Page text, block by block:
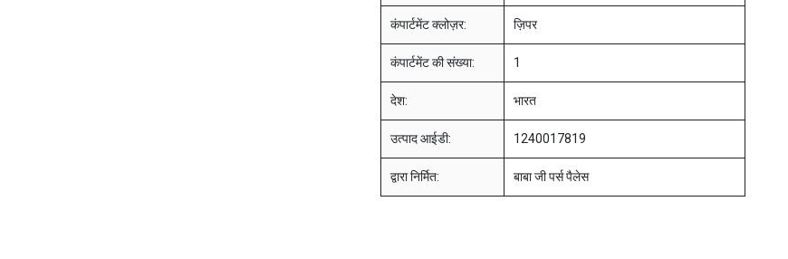
कंपार्टमेंट क्लोज़र: ज़िपर
कंपार्टमेंट की संख्या: 1
देश: भारत
उत्पाद आईडी: 1240017819
द्वारा निर्मित: बाबा जी पर्स पैलेस